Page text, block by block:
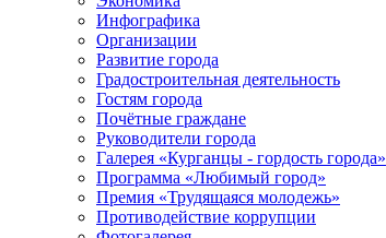
Инфографика
Организации
Развитие города
Градостроительная деятельность
Гостям города
Почётные граждане
Руководители города
Галерея «Курганцы - гордость города»
Программа «Любимый город»
Премия «Трудящаяся молодежь»
Противодействие коррупции